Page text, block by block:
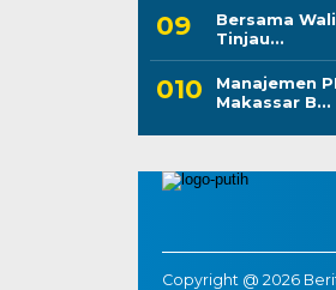
Bersama
Tinjau...
Manajemen
Makassar B...
Copyright @ 2026